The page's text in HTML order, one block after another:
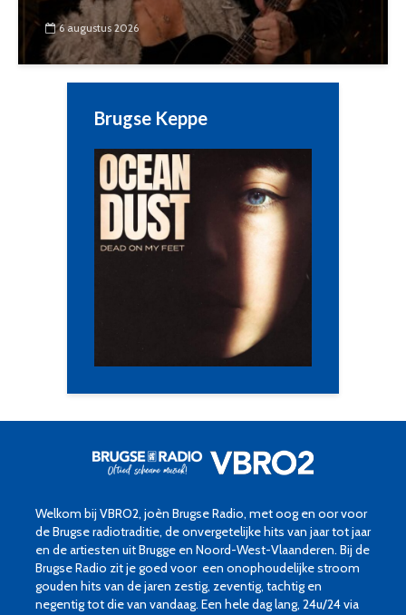
6 augustus 2026
Brugse Keppe
Welkom bij VBRO2, joèn Brugse Radio, met oog en oor voor
de Brugse radiotraditie, de onvergetelijke hits van jaar tot jaar
en de artiesten uit Brugge en Noord-West-Vlaanderen. Bij de
Brugse Radio zit je goed voor een onophoudelijke stroom
gouden hits van de jaren zestig, zeventig, tachtig en
negentig tot die van vandaag. Een hele dag lang, 24u/24 via